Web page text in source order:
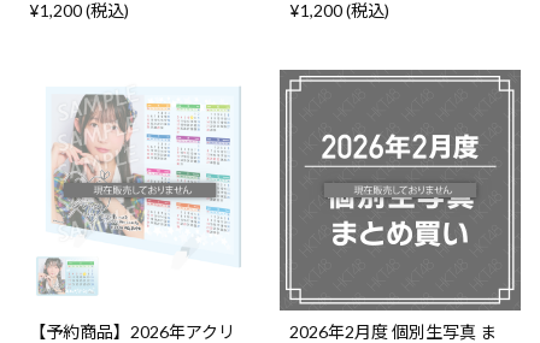
¥1,200 (税込) ¥1,200 (税込)
【予約商品】2026年アクリ
2026年2月度 個別生写真 ま